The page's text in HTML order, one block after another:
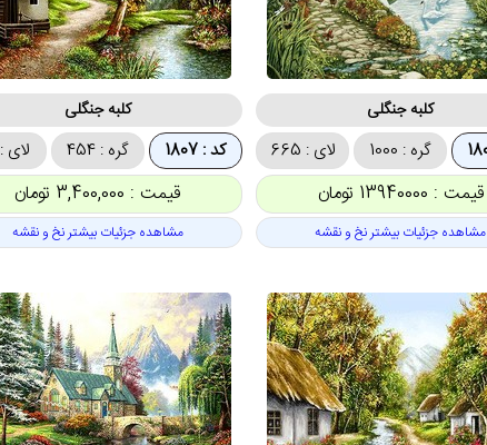
کلبه جنگلی
گره : 1000 لای : 665
قیمت : 13940000 تومان
مشاهده جزئیات بیشتر نخ و نقشه
کلبه جنگلی
کد : 1807 گره : 454 لای :
قیمت : 3,400,000 تومان
مشاهده جزئیات بیشتر نخ و نقشه